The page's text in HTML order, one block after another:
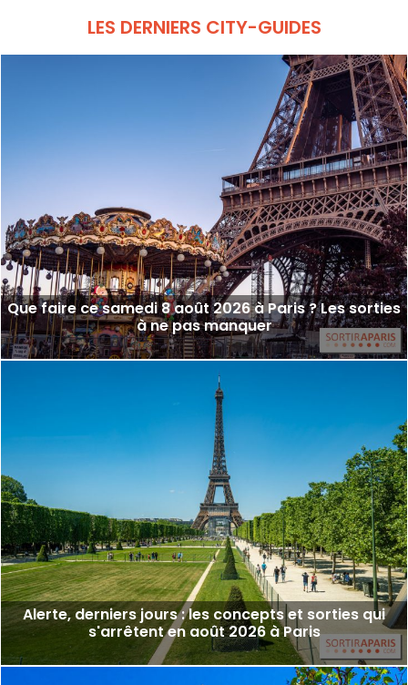
LES DERNIERS CITY-GUIDES
Que faire ce samedi 8 août 2026 à Paris ? Les sorties
à ne pas manquer
Alerte, derniers jours : les concepts et sorties qui
s'arrêtent en août 2026 à Paris